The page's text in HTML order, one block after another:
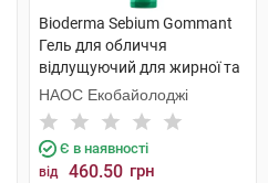
Bioderma Sebium Gommant
Гель для обличчя
відлущуючий для жирної та
комбінованої шкіри 75 мл 1
шт
НАОС Екобайолоджі
Є в наявності
від 460.50 грн